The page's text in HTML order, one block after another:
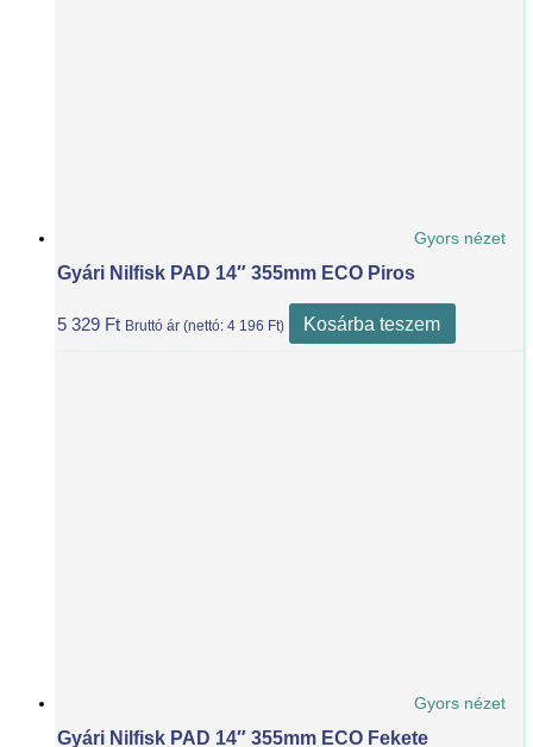
Gyors nézet
Gyári Nilfisk PAD 14″ 355mm ECO Piros
5 329 Ft Bruttó ár (nettó: 4 196 Ft) Kosárba teszem
Gyors nézet
Gyári Nilfisk PAD 14″ 355mm ECO Fekete